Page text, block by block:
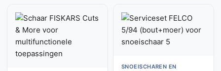
SNOEISCHAREN EN